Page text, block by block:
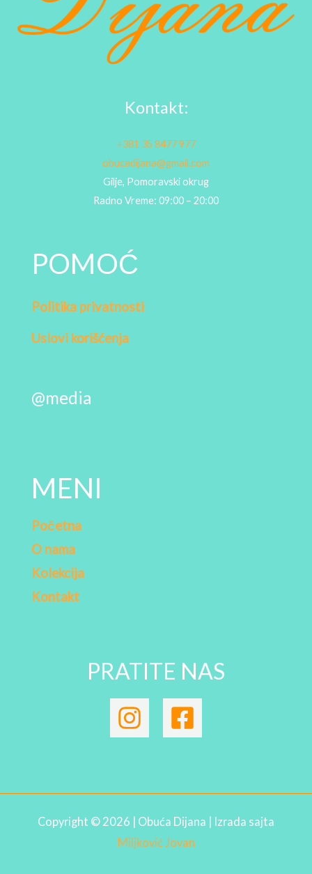
Kontakt:
+381 35 8477 977
obucadijana@gmail.com
Gilje, Pomoravski okrug
Radno Vreme: 09:00 – 20:00
POMOĆ
Politika privatnosti
Uslovi korišćenja
@media
MENI
Početna
O nama
Kolekcija
Kontakt
PRATITE NAS
Copyright © 2026 | Obuća Dijana | Izrada sajta
Miljković Jovan